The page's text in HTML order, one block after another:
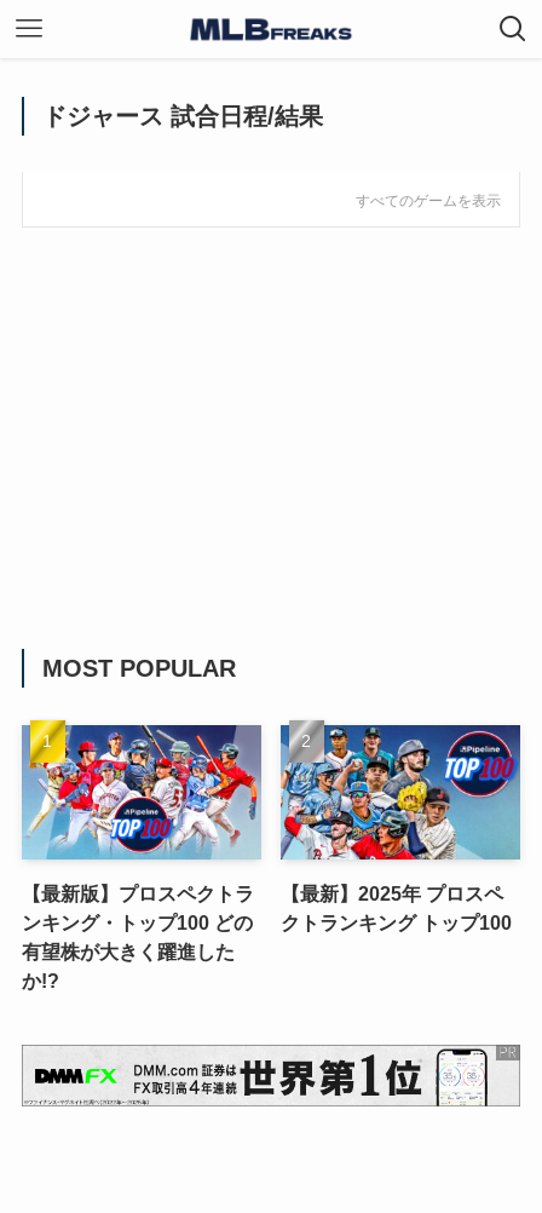
ドジャース 試合日程/結果
すべてのゲームを表示
MOST POPULAR
【最新版】プロスペクトラ
ンキング・トップ100 どの
有望株が大きく躍進した
か!?
【最新】2025年 プロスペ
クトランキング トップ100